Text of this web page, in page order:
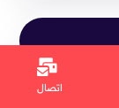
اتصال